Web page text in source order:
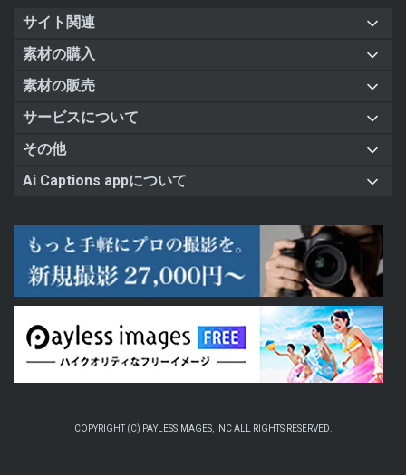
サイト関連
素材の購入
素材の販売
サービスについて
その他
Ai Captions appについて
COPYRIGHT (C) PAYLESSIMAGES, INC ALL RIGHTS RESERVED.